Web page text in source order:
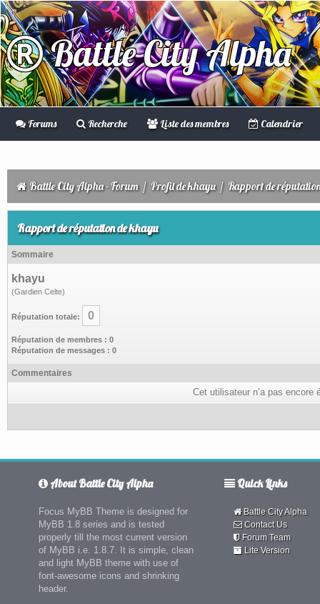
Battle City Alpha
Forums Recherche Liste des membres Calendrier
Battle City Alpha - Forum/ Profil de khayu / Rapport de
Rapport de réputation de khayu
Sommaire
khayu
(Gardien Celte)
Réputation totale: 0
Réputation de membres : 0
Réputation de messages : 0
Commentaires
Cet utilisateur n’a pas
About Battle City Alpha
Focus MyBB Theme is designed for
MyBB 1.8 series and is tested
properly till the most current version
of MyBB i.e. 1.8.7. It is simple, clean
and light MyBB theme with use of
font-awesome icons and shrinking
header.
Quick Links
Battle City Alpha
Contact Us
Forum Team
Lite Version